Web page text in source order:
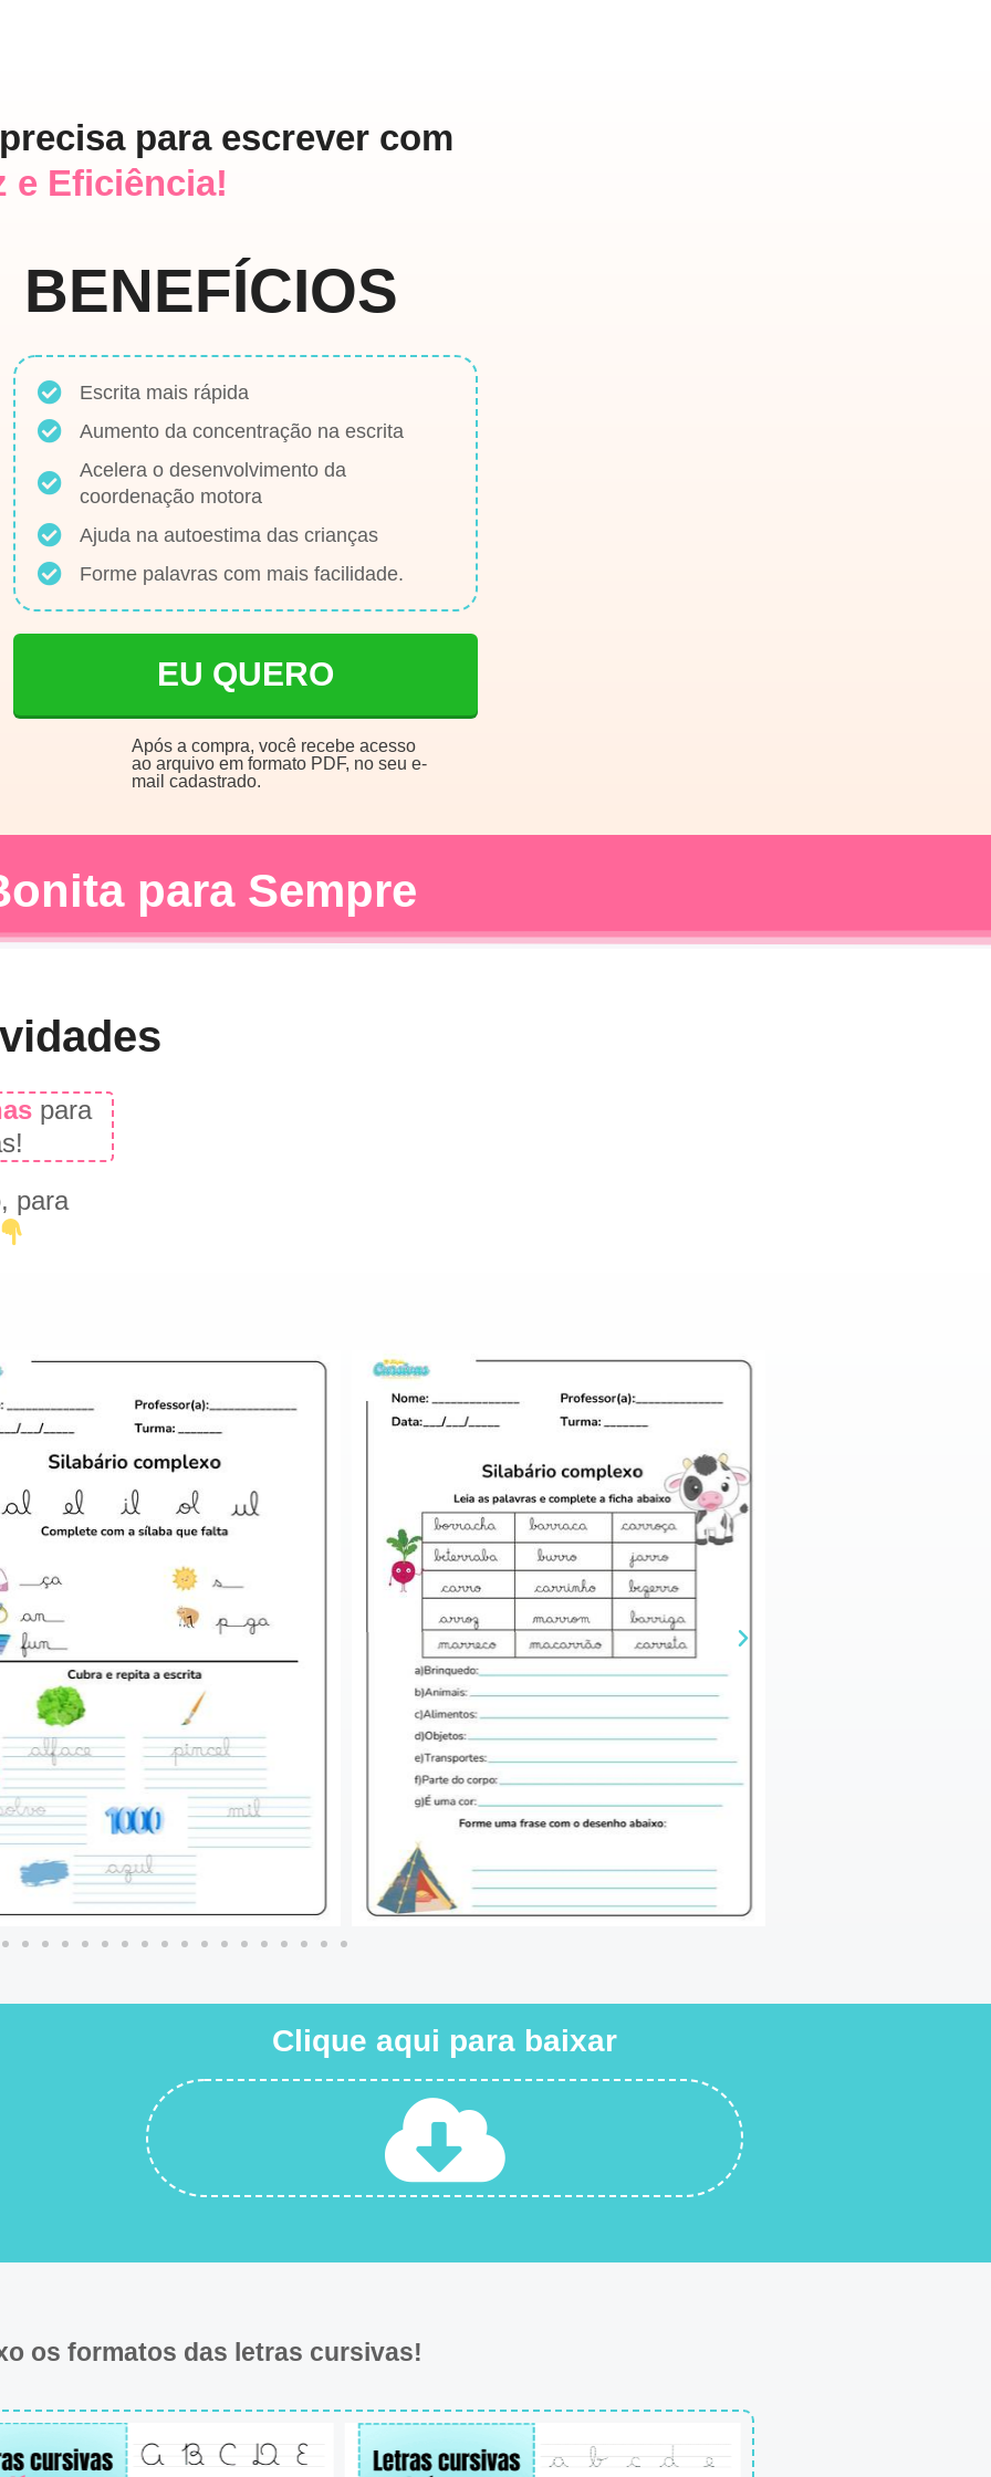
para escrever com
e Eficiência!
BENEFÍCIOS
Escrita mais rápida
Aumento da concentração na escrita
Acelera o desenvolvimento da
coordenação motora
Ajuda na autoestima das crianças
Forme palavras com mais facilidade.
EU QUERO
Após a compra, você recebe acesso
ao arquivo em formato PDF, no seu e-
mail cadastrado.
para Sempre
para
para
Clique aqui para baixar
os formatos das letras cursivas!